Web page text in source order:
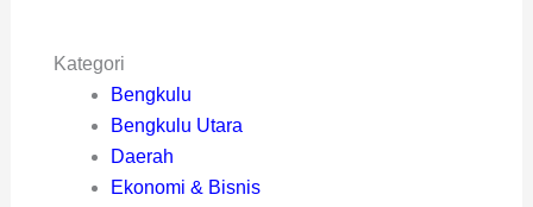
Kategori
Bengkulu
Bengkulu Utara
Daerah
Ekonomi & Bisnis